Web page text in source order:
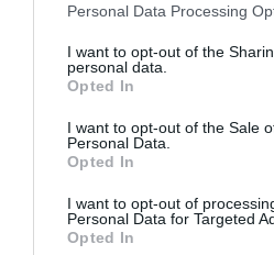
Personal Data Processing
I want to opt-out of the
personal data.
Opted In
I want to opt-out of the Sale
Personal Data.
Opted In
I want to opt-out of
Personal Data for Targeted
Opted In